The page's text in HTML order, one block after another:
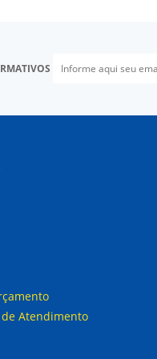
Atendimento